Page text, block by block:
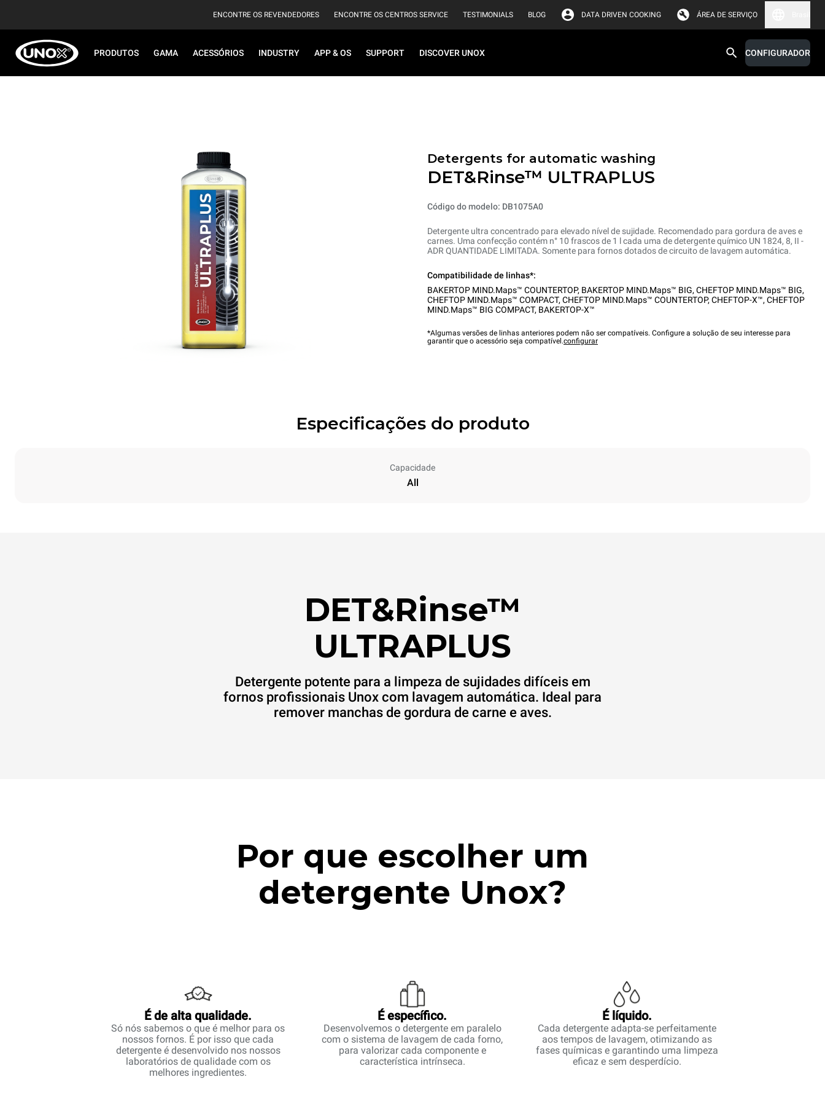
ENCONTRE OS REVENDEDORES ENCONTRE OS CENTROS SERVICE TESTIMONIALS BLOG DATA DRIVEN COOKING ÁREA DE SERVIÇO
PRODUTOS GAMA ACESSÓRIOS INDUSTRY APP & OS SUPPORT DISCOVER UNOX CONFIGURADOR
Detergents for automatic washing
DET&Rinse™ ULTRAPLUS
Código do modelo: DB1075A0
Detergente ultra concentrado para elevado nível de sujidade. Recomendado para gordura de aves e
carnes. Uma confecção contém n° 10 frascos de 1 l cada uma de detergente químico UN 1824, 8, II -
ADR QUANTIDADE LIMITADA. Somente para fornos dotados de circuito de lavagem automática.
Compatibilidade de linhas*:
BAKERTOP MIND.Maps™ COUNTERTOP, BAKERTOP MIND.Maps™ BIG, CHEFTOP MIND.Maps™ BIG,
CHEFTOP MIND.Maps™ COMPACT, CHEFTOP MIND.Maps™ COUNTERTOP, CHEFTOP-X™, CHEFTOP
MIND.Maps™ BIG COMPACT, BAKERTOP-X™
*Algumas versões de linhas anteriores podem não ser compatíveis. Configure a solução de seu interesse para
garantir que o acessório seja compatível.configurar
Especificações do produto
Capacidade
All
DET&Rinse™
ULTRAPLUS
Detergente potente para a limpeza de sujidades difíceis em
fornos profissionais Unox com lavagem automática. Ideal para
remover manchas de gordura de carne e aves.
Por que escolher um
detergente Unox?
É de alta qualidade.
Só nós sabemos o que é melhor para os
nossos fornos. É por isso que cada
detergente é desenvolvido nos nossos
laboratórios de qualidade com os
melhores ingredientes.
É específico.
Desenvolvemos o detergente em paralelo
com o sistema de lavagem de cada forno,
para valorizar cada componente e
característica intrínseca.
É líquido.
Cada detergente adapta-se perfeitamente
aos tempos de lavagem, otimizando as
fases químicas e garantindo uma limpeza
eficaz e sem desperdício.